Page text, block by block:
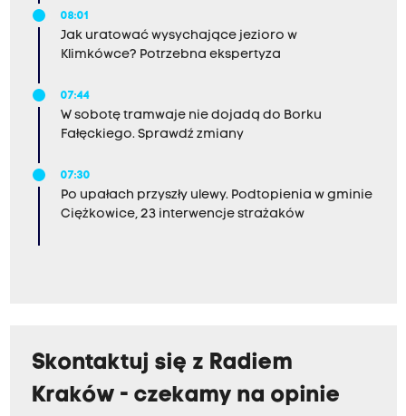
08:01
Jak uratować wysychające jezioro w
Klimkówce? Potrzebna ekspertyza
07:44
W sobotę tramwaje nie dojadą do Borku
Fałęckiego. Sprawdź zmiany
07:30
Po upałach przyszły ulewy. Podtopienia w gminie
Ciężkowice, 23 interwencje strażaków
Skontaktuj się z Radiem
Kraków - czekamy na opinie